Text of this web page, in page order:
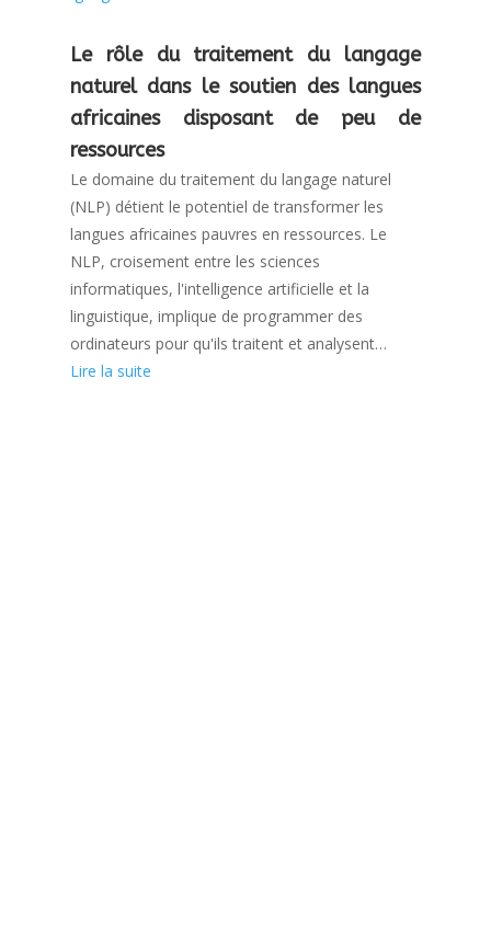
Le rôle du traitement du langage
naturel dans le soutien des langues
africaines disposant de peu de
ressources
Le domaine du traitement du langage naturel
(NLP) détient le potentiel de transformer les
langues africaines pauvres en ressources. Le
NLP, croisement entre les sciences
informatiques, l'intelligence artificielle et la
linguistique, implique de programmer des
ordinateurs pour qu'ils traitent et analysent…
Lire la suite